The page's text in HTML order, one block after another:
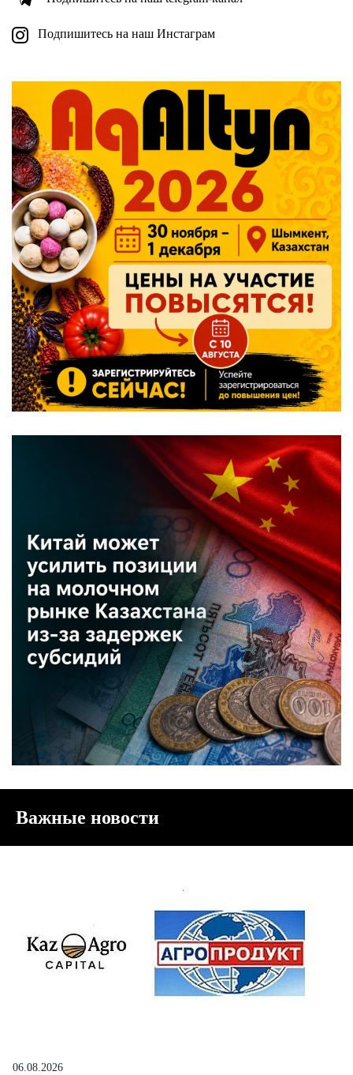
Подпишитесь на наш Инстаграм
Важные новости
06.08.2026